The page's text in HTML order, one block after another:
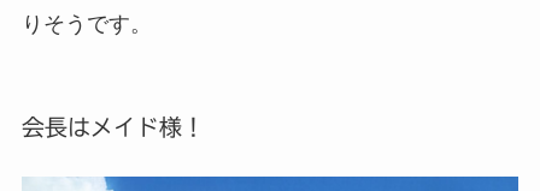
りそうです。
会長はメイド様！